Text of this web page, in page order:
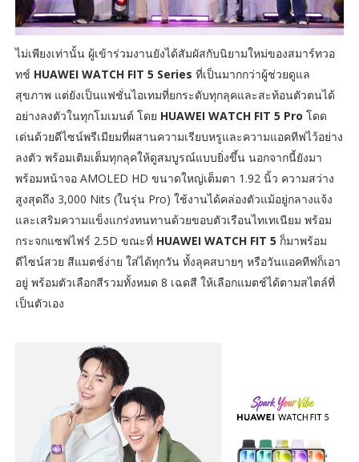
ไม่เพียงเท่านั้น ผู้เข้าร่วมงานยังได้สัมผัสกับนิยามใหม่ของสมาร์ทวอ
ทช์ HUAWEI WATCH FIT 5 Series ที่เป็นมากกว่าผู้ช่วยดูแล
สุขภาพ แต่ยังเป็นแฟชั่นไอเทมที่ยกระดับทุกลุคและสะท้อนตัวตนได้
อย่างลงตัวในทุกโมเมนต์ โดย HUAWEI WATCH FIT 5 Pro โดด
เด่นด้วยดีไซน์พรีเมียมที่ผสานความเรียบหรูและความแอคทีฟไว้อย่าง
ลงตัว พร้อมเติมเต็มทุกลุคให้ดูสมบูรณ์แบบยิ่งขึ้น นอกจากนี้ยังมา
พร้อมหน้าจอ AMOLED HD ขนาดใหญ่เต็มตา 1.92 นิ้ว ความสว่าง
สูงสุดถึง 3,000 Nits (ในรุ่น Pro) ใช้งานได้คล่องตัวแม้อยู่กลางแจ้ง
และเสริมความแข็งแกร่งทนทานด้วยขอบตัวเรือนไทเทเนียม พร้อม
กระจกแซฟไฟร์ 2.5D ขณะที่ HUAWEI WATCH FIT 5 ก็มาพร้อม
ดีไซน์สวย สีแมตช์ง่าย ใส่ได้ทุกวัน ทั้งลุคสบายๆ หรือวันแอคทีฟก็เอา
อยู่ พร้อมตัวเลือกสีรวมทั้งหมด 8 เฉดสี ให้เลือกแมตช์ได้ตามสไตล์ที่
เป็นตัวเอง